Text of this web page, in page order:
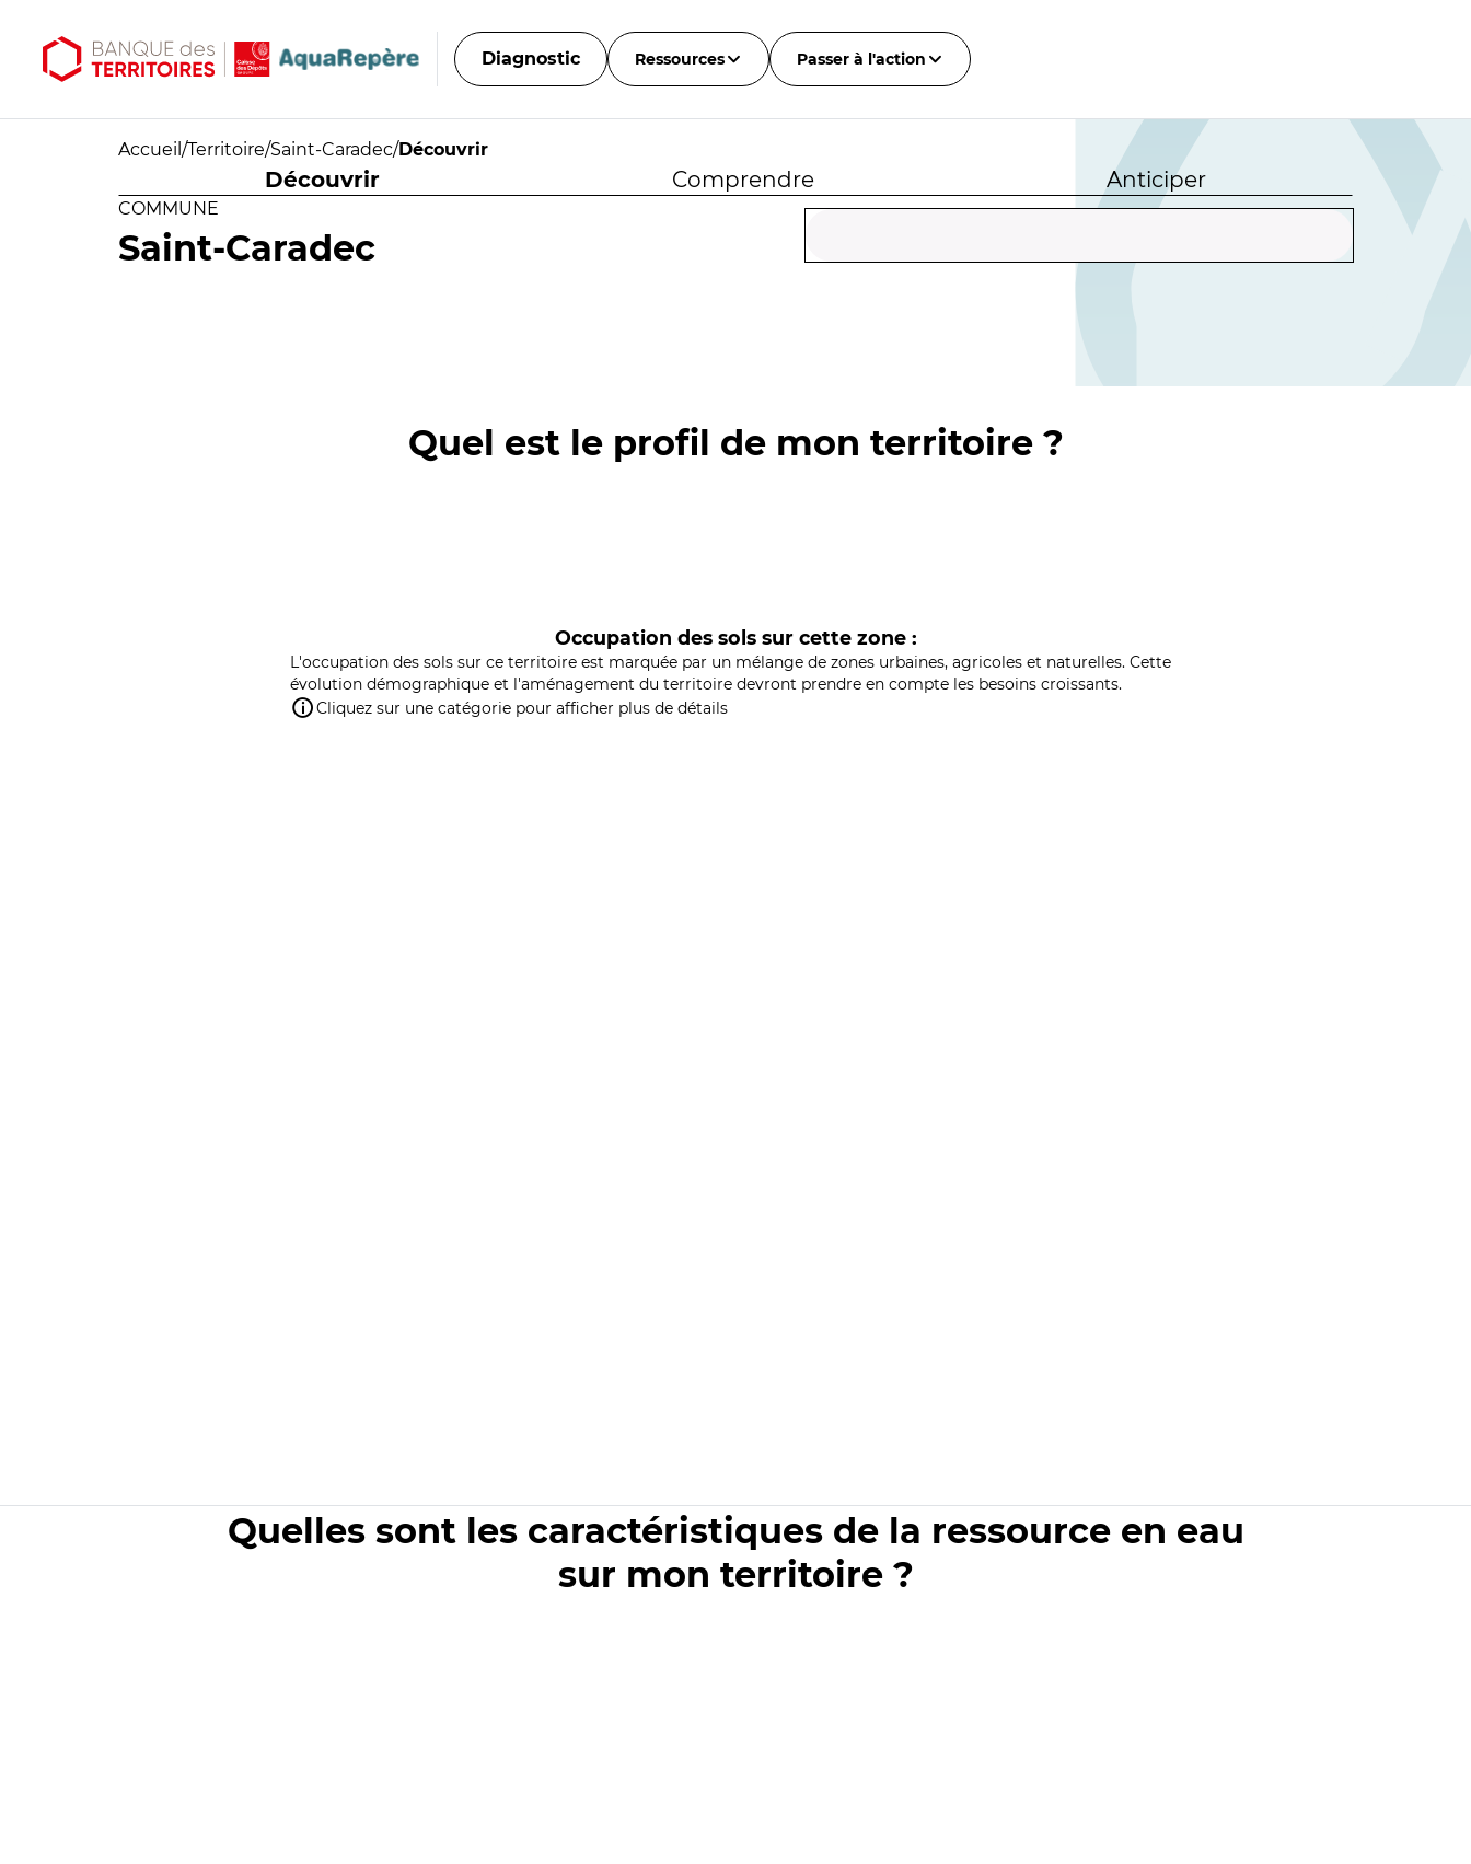
Diagnostic Ressources Passer à l'action
Accueil /Territoire/Saint-Caradec/Découvrir
Découvrir Comprendre Anticiper
COMMUNE
Saint-Caradec
Quel est le profil de mon territoire ?
Occupation des sols sur cette zone :
L'occupation des sols sur ce territoire est marquée par un mélange de zones urbaines, agricoles et naturelles. Cette
évolution démographique et l'aménagement du territoire devront prendre en compte les besoins croissants.
Cliquez sur une catégorie pour afficher plus de détails
Quelles sont les caractéristiques de la ressource en eau
sur mon territoire ?